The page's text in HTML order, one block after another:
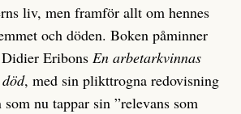
liv, men framför allt om hennes
och döden. Boken påminner
Eribons En arbetarkvinnas
, med sin plikttrogna redovisning
nu tappar sin ”relevans som